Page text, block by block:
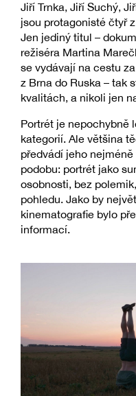
Jiří Trnka, Jiří Suchý,
jsou protagonisté čtyř
Jen jediný titul –
režiséra Martina
se vydávají na cestu
z Brna do Ruska – tak
kvalitách, a nikoli jen
Portrét je nepochybně
kategorií. Ale většina
předvádí jeho
podobu: portrét jako
osobnosti, bez
pohledu. Jako by
kinematografie bylo
informací.